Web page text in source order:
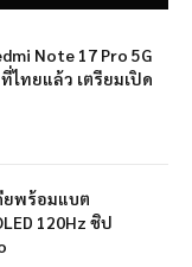
Note 17 Pro 5G
ไทยแล้ว เตรียมเปิด
ยพร้อมแบต
120Hz ชิป